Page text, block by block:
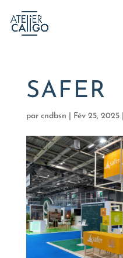
SAFER
par cndbsn Fév 25, 2025|